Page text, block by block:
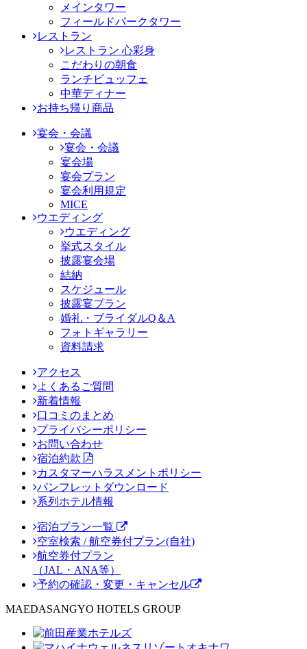
メインタワー
フィールドパークタワー
レストラン
レストラン 心彩身
こだわりの朝食
ランチビュッフェ
中華ディナー
お持ち帰り商品
宴会・会議
宴会・会議
宴会場
宴会プラン
宴会利用規定
MICE
ウエディング
ウエディング
挙式スタイル
披露宴会場
結納
スケジュール
披露宴プラン
婚礼・ブライダルQ＆A
フォトギャラリー
資料請求
アクセス
よくあるご質問
新着情報
口コミのまとめ
プライバシーポリシー
お問い合わせ
宿泊約款
カスタマーハラスメントポリシー
パンフレットダウンロード
系列ホテル情報
宿泊プラン一覧
空室検索 / 航空券付プラン(自社)
航空券付プラン
（JAL・ANA等）
予約の確認・変更・キャンセル
MAEDASANGYO HOTELS GROUP